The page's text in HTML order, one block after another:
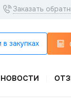
Заказать
закупках
НОВОСТИ